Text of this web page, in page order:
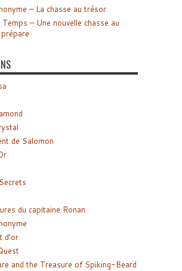
– La chasse au trésor
Temps – Une nouvelle chasse au
de Salomon
du capitaine Ronan
d’or
and the Treasure of Spiking-Beard